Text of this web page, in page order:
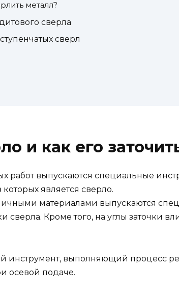
металл?
сверла
сверл
и как его
работ выпускаются специальные
является сверло.
материалами выпускаются
сверла. Кроме того, на углы заточки
инструмент, выполняющий процесс
осевой подаче.